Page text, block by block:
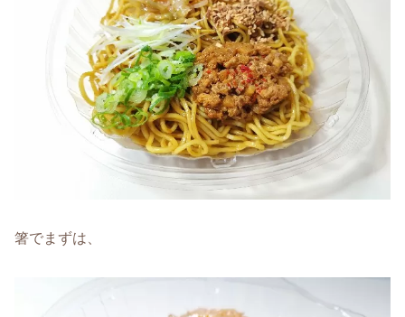
箸でまずは、